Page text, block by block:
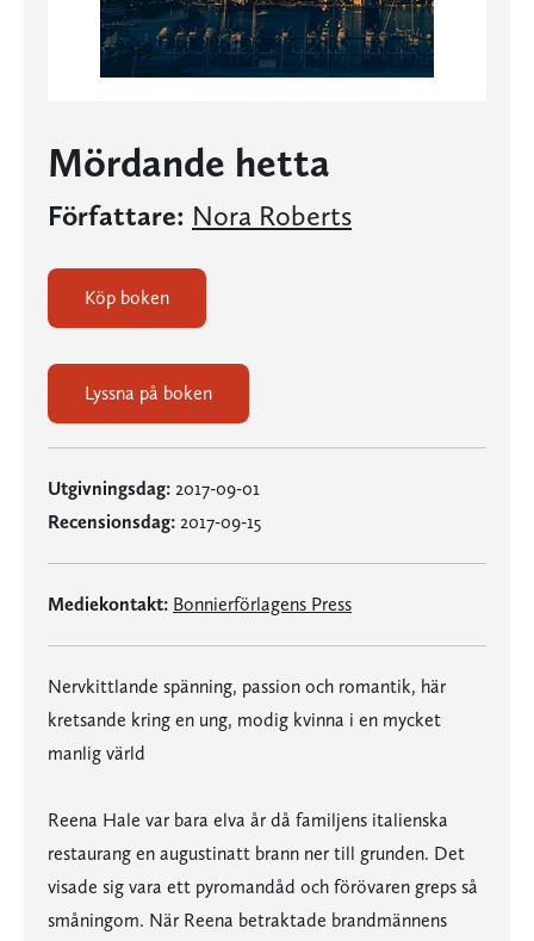
Mördande hetta
Författare: Nora Roberts
Köp boken
Lyssna på boken
Utgivningsdag: 2017-09-01
Recensionsdag: 2017-09-15
Mediekontakt: Bonnierförlagens Press
Nervkittlande spänning, passion och romantik, här
kretsande kring en ung, modig kvinna i en mycket
manlig värld
Reena Hale var bara elva år då familjens italienska
restaurang en augustinatt brann ner till grunden. Det
visade sig vara ett pyromandåd och förövaren greps så
småningom. När Reena betraktade brandmännens